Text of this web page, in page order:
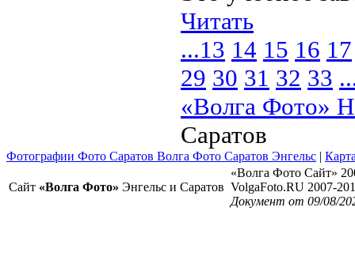
Читать
...13 14 15 16 17
29 30 31 32 33
«Волга Фото»
Саратов
Фотографии Фото Саратов Волга Фото Саратов Энгельс |
Сайт «Волга Фото» Энгельс и Саратов
«Волга Фото Сайт»
VolgaFoto.RU 2007-
Документ от 09/08/